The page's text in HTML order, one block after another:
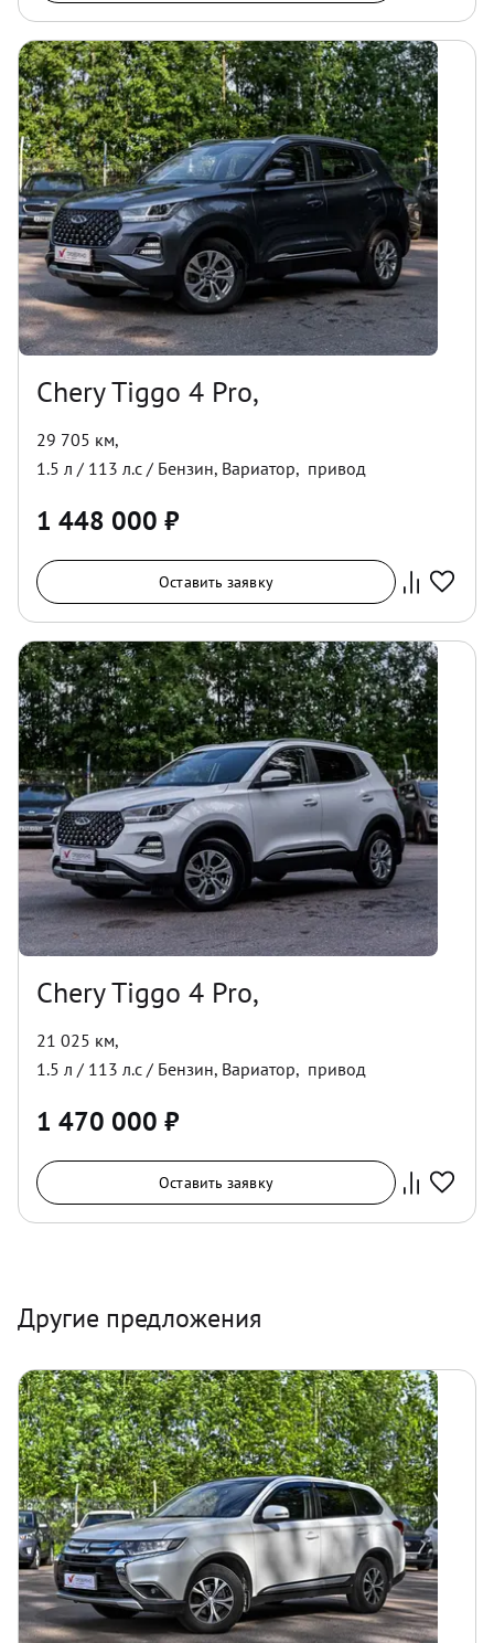
Chery Tiggo 4 Pro,
29 705 км,
1.5 л / 113 л.с / Бензин, Вариатор, привод
1 448 000 ₽
Оставить заявку
Chery Tiggo 4 Pro,
21 025 км,
1.5 л / 113 л.с / Бензин, Вариатор, привод
1 470 000 ₽
Оставить заявку
Другие предложения